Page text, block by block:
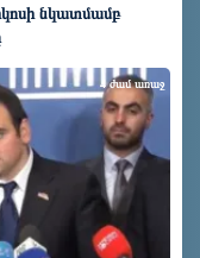
նկատմամբ
4 ժամ առաջ